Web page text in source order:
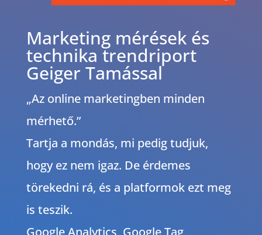
Marketing mérések és
technika trendriport
Geiger Tamással
„Az online marketingben minden
mérhető.”
Tartja a mondás, mi pedig tudjuk,
hogy ez nem igaz. De érdemes
törekedni rá, és a platformok ezt meg
is teszik.
Google Analytics, Google Tag